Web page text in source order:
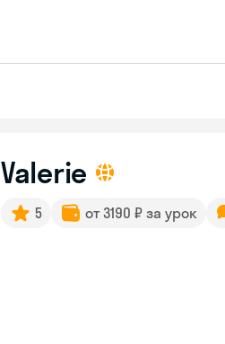
Valerie
5 от 3190 ₽ за урок